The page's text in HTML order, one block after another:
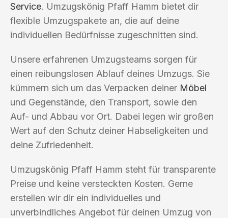
Service. Umzugskönig Pfaff Hamm bietet dir
flexible Umzugspakete an, die auf deine
individuellen Bedürfnisse zugeschnitten sind.
Unsere erfahrenen Umzugsteams sorgen für
einen reibungslosen Ablauf deines Umzugs. Sie
kümmern sich um das Verpacken deiner Möbel
und Gegenstände, den Transport, sowie den
Auf- und Abbau vor Ort. Dabei legen wir großen
Wert auf den Schutz deiner Habseligkeiten und
deine Zufriedenheit.
Umzugskönig Pfaff Hamm steht für transparente
Preise und keine versteckten Kosten. Gerne
erstellen wir dir ein individuelles und
unverbindliches Angebot für deinen Umzug von